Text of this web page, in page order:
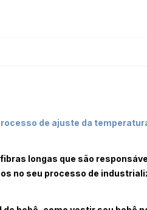
de ajuste da
longas que são
no seu processo de